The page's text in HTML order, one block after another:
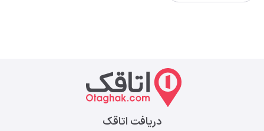
دریافت اتاقک